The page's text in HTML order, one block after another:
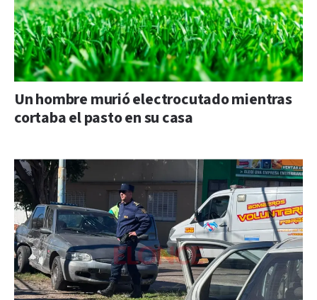
Un hombre murió electrocutado mientras
cortaba el pasto en su casa